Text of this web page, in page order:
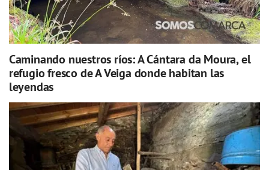
Caminando nuestros ríos: A Cántara da Moura, el
refugio fresco de A Veiga donde habitan las
leyendas